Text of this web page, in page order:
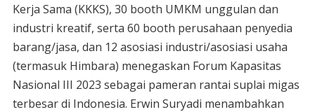
Kerja Sama (KKKS), 30 booth UMKM unggulan dan
industri kreatif, serta 60 booth perusahaan penyedia
barang/jasa, dan 12 asosiasi industri/asosiasi usaha
(termasuk Himbara) menegaskan Forum Kapasitas
Nasional III 2023 sebagai pameran rantai suplai migas
terbesar di Indonesia. Erwin Suryadi menambahkan